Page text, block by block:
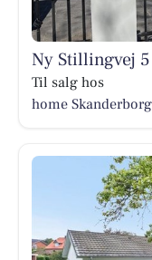
Ny Stillingvej
Til salg hos
home Skanderborg